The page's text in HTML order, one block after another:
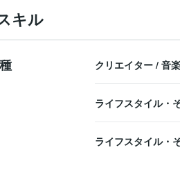
キル
クリエイター / 音
ライフスタイル・
ライフスタイル・